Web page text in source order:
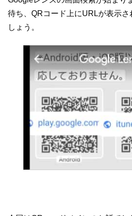
待ち、QRコード上にURLが表示さ
しょう。